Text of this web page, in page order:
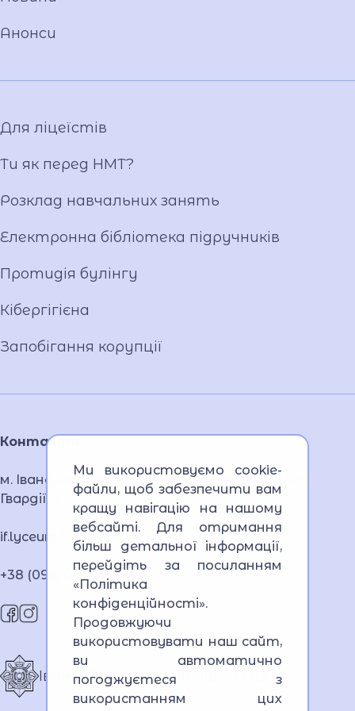
Контакти
м. Івано-Франківськ, 76005, вул. Національної
Гвардії, 3
if.lyceum.bsnpv.mvs@lyceum-if.mvs.gov.ua
+38 (096) 080 3121
Івано-Франківський ліцей МВС
Накази
Публічні закупівлі
Фотогалерея
Відеогалерея
Вакансії
Публічна інформація
Анонси
Для ліцеїстів
Ти як перед НМТ?
Розклад навчальних занять
Електронна бібліотека підручників
Протидія булінгу
Кібергігієна
Запобігання корупції
Ми використовуємо cookie-
файли, щоб забезпечити вам
кращу навігацію на нашому
вебсайті. Для отримання
більш детальної інформації,
перейдіть за посиланням
«Політика
конфіденційності».
Продовжуючи
використовувати наш сайт,
ви автоматично
погоджуєтеся з
використанням цих